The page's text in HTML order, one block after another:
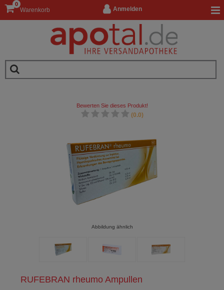
Anmelden
Warenkorb
0
RUFEBRAN rheumo Ampullen
Bewerten Sie dieses Produkt!
(0.0)
Abbildung ähnlich